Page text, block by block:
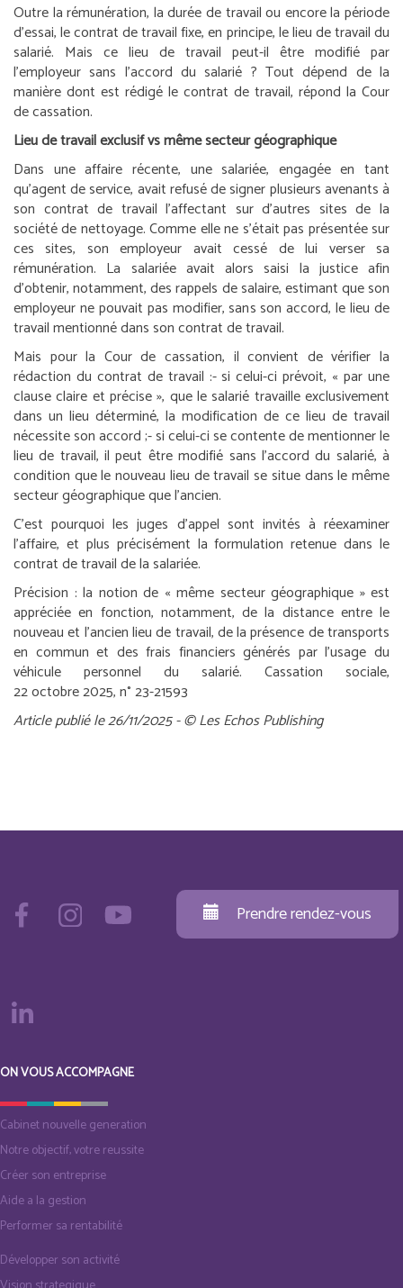
Outre la rémunération, la durée de travail ou encore la période
d’essai, le contrat de travail fixe, en principe, le lieu de travail du
salarié. Mais ce lieu de travail peut-il être modifié par
l’employeur sans l’accord du salarié ? Tout dépend de la
manière dont est rédigé le contrat de travail, répond la Cour
de cassation.
Lieu de travail exclusif vs même secteur géographique
Dans une affaire récente, une salariée, engagée en tant
qu’agent de service, avait refusé de signer plusieurs avenants à
son contrat de travail l’affectant sur d’autres sites de la
société de nettoyage. Comme elle ne s’était pas présentée sur
ces sites, son employeur avait cessé de lui verser sa
rémunération. La salariée avait alors saisi la justice afin
d’obtenir, notamment, des rappels de salaire, estimant que son
employeur ne pouvait pas modifier, sans son accord, le lieu de
travail mentionné dans son contrat de travail.
Mais pour la Cour de cassation, il convient de vérifier la
rédaction du contrat de travail :- si celui-ci prévoit, « par une
clause claire et précise », que le salarié travaille exclusivement
dans un lieu déterminé, la modification de ce lieu de travail
nécessite son accord ;- si celui-ci se contente de mentionner le
lieu de travail, il peut être modifié sans l’accord du salarié, à
condition que le nouveau lieu de travail se situe dans le même
secteur géographique que l’ancien.
C’est pourquoi les juges d’appel sont invités à réexaminer
l’affaire, et plus précisément la formulation retenue dans le
contrat de travail de la salariée.
Précision : la notion de « même secteur géographique » est
appréciée en fonction, notamment, de la distance entre le
nouveau et l’ancien lieu de travail, de la présence de transports
en commun et des frais financiers générés par l’usage du
véhicule personnel du salarié.
Cassation sociale,
22 octobre 2025, n° 23-21593
Article publié le 26/11/2025 - © Les Echos Publishing
Prendre rendez-vous
ON VOUS ACCOMPAGNE
Cabinet nouvelle generation
Notre objectif, votre reussite
Créer son entreprise
Aide a la gestion
Performer sa rentabilité
Développer son activité